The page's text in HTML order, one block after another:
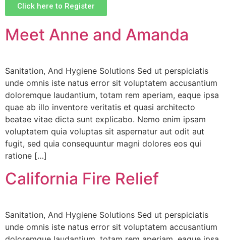
AP State President & Secretary, Guntur, AP
Click here to Register
Meet Anne and Amanda
Sanitation, And Hygiene Solutions Sed ut perspiciatis
unde omnis iste natus error sit voluptatem accusantium
doloremque laudantium, totam rem aperiam, eaque ipsa
quae ab illo inventore veritatis et quasi architecto
beatae vitae dicta sunt explicabo. Nemo enim ipsam
voluptatem quia voluptas sit aspernatur aut odit aut
fugit, sed quia consequuntur magni dolores eos qui
ratione […]
California Fire Relief
Sanitation, And Hygiene Solutions Sed ut perspiciatis
unde omnis iste natus error sit voluptatem accusantium